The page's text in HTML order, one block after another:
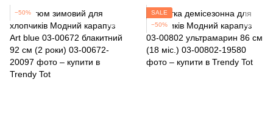
−50%
SALE
−50%